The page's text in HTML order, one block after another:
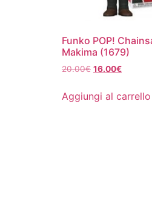
Funko POP!
Makima (1679)
20.00€ Il
originale
era:
16.00€Il
attuale
Aggiungi al carrello